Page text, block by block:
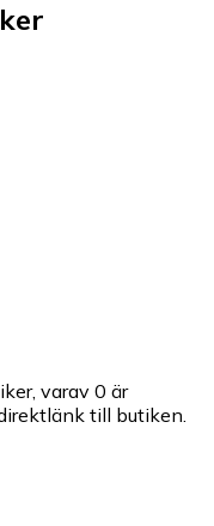
varav 0 är
till butiken.